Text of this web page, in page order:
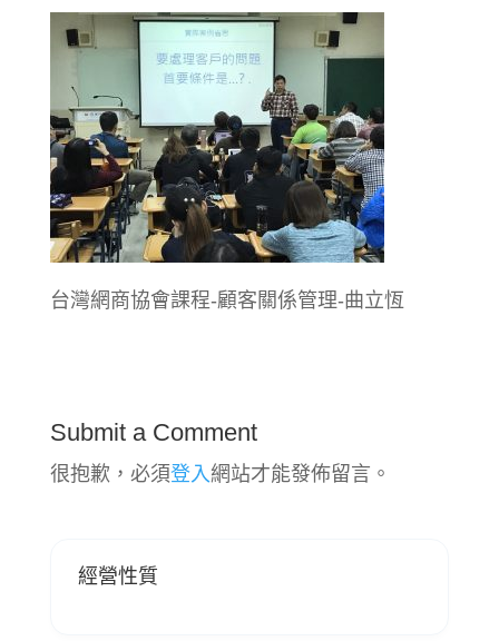
台灣網商協會課程-顧客關係管理-曲立恆
Submit a Comment
很抱歉，必須登入 網站才能發佈留言。
經營性質